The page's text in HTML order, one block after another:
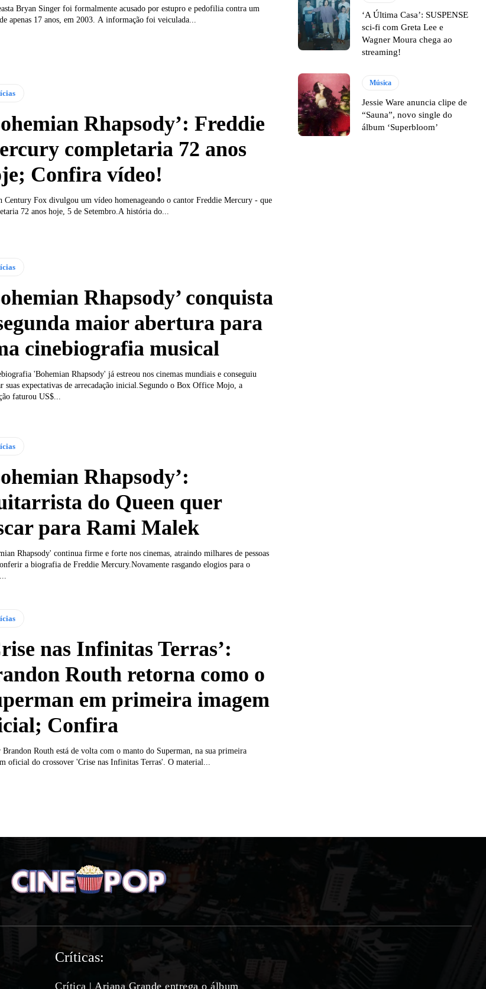
Bryan Singer foi formalmente acusado por estupro e pedofilia contra um
apenas 17 anos, em 2003. A informação foi veiculada...
Rhapsody’: Freddie
completaria 72 anos
Confira vídeo!
Fox divulgou um vídeo homenageando o cantor Freddie Mercury - que
72 anos hoje, 5 de Setembro.A história do...
Rhapsody’ conquista
maior abertura para
cinebiografia musical
'Bohemian Rhapsody' já estreou nos cinemas mundiais e conseguiu
suas expectativas de arrecadação inicial.Segundo o Box Office Mojo, a
faturou US$...
Rhapsody’:
do Queen quer
para Rami Malek
Rhapsody' continua firme e forte nos cinemas, atraindo milhares de pessoas
a biografia de Freddie Mercury.Novamente rasgando elogios para o
nas Infinitas Terras’:
Routh retorna como o
em primeira imagem
Confira
Brandon Routh está de volta com o manto do Superman, na sua primeira
oficial do crossover 'Crise nas Infinitas Terras'. O material...
‘A Última Casa’: SUSPENSE
sci-fi com Greta Lee e
Wagner Moura chega ao
streaming!
Música
Jessie Ware anuncia clipe de
“Sauna”, novo single do
álbum ‘Superbloom’
Críticas:
Crítica | Ariana Grande entrega o álbum